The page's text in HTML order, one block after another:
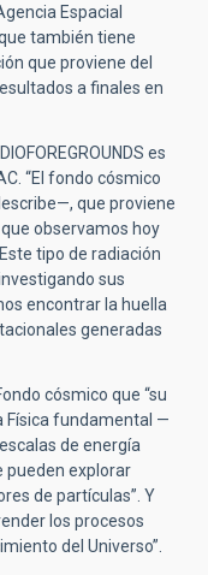
Espacial
también tiene
que proviene del
a finales en
es
“El fondo cósmico
que proviene
observamos hoy
tipo de radiación
sus
encontrar la huella
generadas
cósmico que “su
Física fundamental —
de energía
pueden explorar
de partículas”. Y
los procesos
del Universo”.